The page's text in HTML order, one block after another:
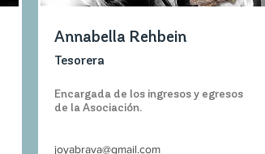
Annabella Rehbein
Tesorera
Encargada de los ingresos y egresos
de la Asociación.
joyabrava@gmail.com